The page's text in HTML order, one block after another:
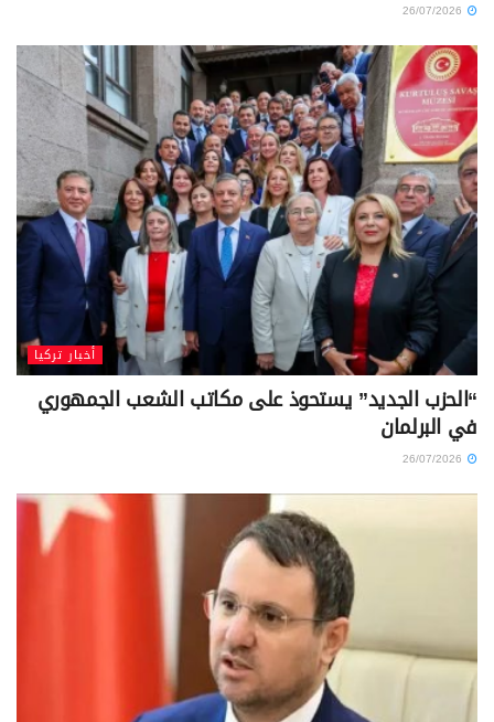
أخبار تركيا
“الحزب الجديد” يستحوذ على مكاتب الشعب الجمهوري
في البرلمان